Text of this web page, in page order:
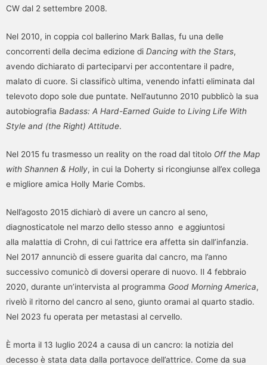
CW dal 2 settembre 2008.
Nel 2010, in coppia col ballerino Mark Ballas, fu una delle
concorrenti della decima edizione di Dancing with the Stars,
avendo dichiarato di parteciparvi per accontentare il padre,
malato di cuore. Si classificò ultima, venendo infatti eliminata dal
televoto dopo sole due puntate. Nell’autunno 2010 pubblicò la sua
autobiografia Badass: A Hard-Earned Guide to Living Life With
Style and (the Right) Attitude.
Nel 2015 fu trasmesso un reality on the road dal titolo Off the Map
with Shannen & Holly, in cui la Doherty si ricongiunse all’ex collega
e migliore amica Holly Marie Combs.
Nell’agosto 2015 dichiarò di avere un cancro al seno,
diagnosticatole nel marzo dello stesso anno e aggiuntosi
alla malattia di Crohn, di cui l’attrice era affetta sin dall’infanzia.
Nel 2017 annunciò di essere guarita dal cancro, ma l’anno
successivo comunicò di doversi operare di nuovo. Il 4 febbraio
2020, durante un’intervista al programma Good Morning America,
rivelò il ritorno del cancro al seno, giunto oramai al quarto stadio.
Nel 2023 fu operata per metastasi al cervello.
È morta il 13 luglio 2024 a causa di un cancro: la notizia del
decesso è stata data dalla portavoce dell’attrice. Come da sua